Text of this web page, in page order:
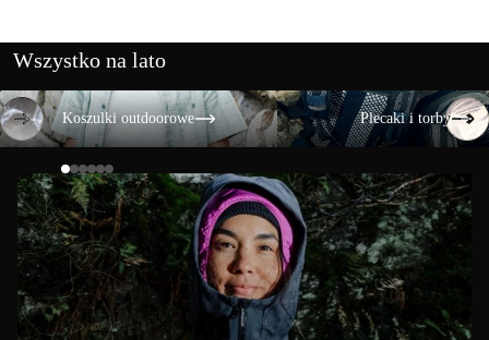
Wszystko na lato
Koszulki outdoorowe
Koszulki outdoorowe
Plecaki i torby
Plecaki i torby